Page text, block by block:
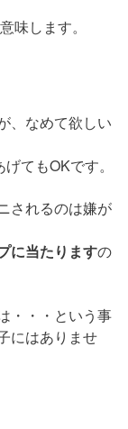
味します。
、なめて欲しい
てもOKです。
されるのは嫌が
に当たりますの
・・・という事
にはありませ